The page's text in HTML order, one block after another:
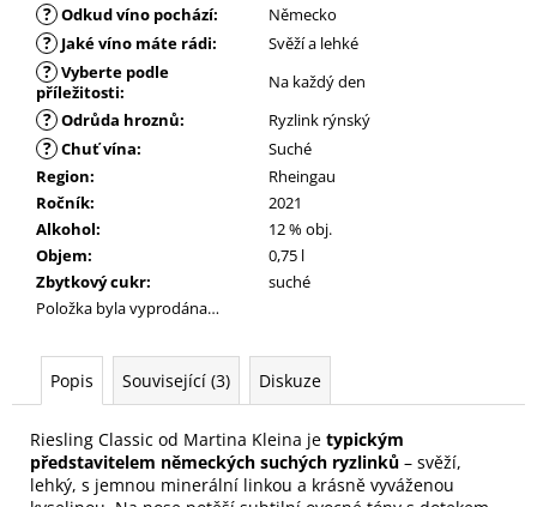
? Odkud víno pochází: Německo
? Jaké víno máte rádi: Svěží a lehké
? Vyberte podle
příležitosti: Na každý den
? Odrůda hroznů: Ryzlink rýnský
? Chuť vína:
Suché
Region:
Rheingau
Ročník:
2021
Alkohol:
12 % obj.
Objem:
0,75 l
Zbytkový cukr:
suché
Položka byla vyprodána…
Popis Související (3) Diskuze
Riesling Classic od Martina Kleina je typickým
představitelem německých suchých ryzlinků – svěží,
lehký, s jemnou minerální linkou a krásně vyváženou